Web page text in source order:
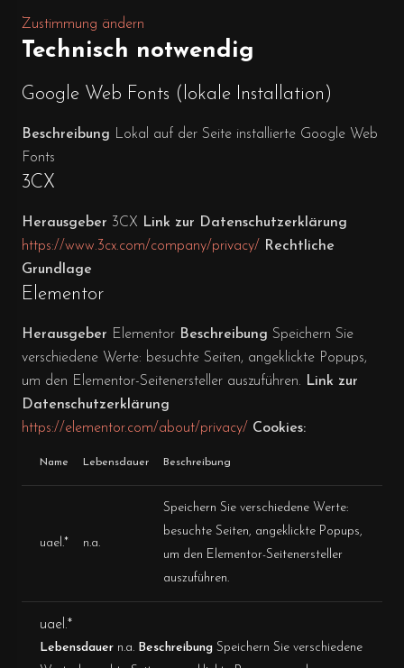
Zustimmung ändern
Technisch notwendig
Google Web Fonts (lokale Installation)
Beschreibung Lokal auf der Seite installierte Google Web
Fonts
3CX
Herausgeber 3CX Link zur Datenschutzerklärung
https://www.3cx.com/company/privacy/ Rechtliche
Grundlage
Elementor
Herausgeber Elementor Beschreibung Speichern Sie
verschiedene Werte: besuchte Seiten, angeklickte Popups,
um den Elementor-Seitenersteller auszuführen. Link zur
Datenschutzerklärung
https://elementor.com/about/privacy/ Cookies:
Name Lebensdauer Beschreibung
uael.* n.a.
Speichern Sie verschiedene Werte:
besuchte Seiten, angeklickte Popups,
um den Elementor-Seitenersteller
auszuführen.
uael.*
Lebensdauer n.a. Beschreibung Speichern Sie verschiedene